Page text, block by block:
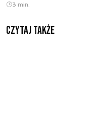
3 min.
Czytaj także